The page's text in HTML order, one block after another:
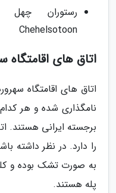
Chehelsotoon
اتاق های اقامتگاه
اتاق های اقامتگاه
را دارد. در نظر داشته
به صورت تشک بوده و
پله هستند.